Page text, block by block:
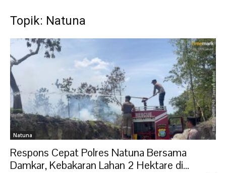
Topik: Natuna
Natuna
Respons Cepat Polres Natuna Bersama
Damkar, Kebakaran Lahan 2 Hektare di...